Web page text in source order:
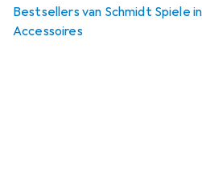
Bestsellers van Schmidt Spiele
Accessoires